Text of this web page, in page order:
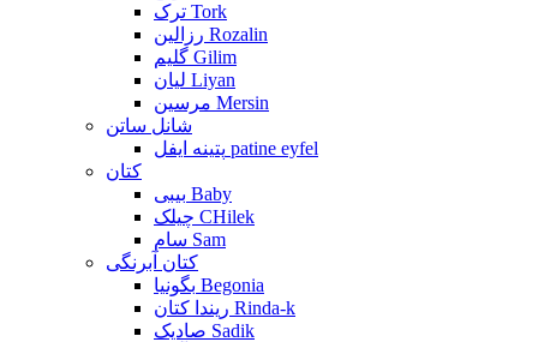
ترک Tork
رزالین Rozalin
گلیم Gilim
لیان Liyan
مرسین Mersin
شانل ساتن
پتینه ایفل patine eyfel
کتان
بیبی Baby
چیلک CHilek
سام Sam
کتان آبرنگی
بگونیا Begonia
ریندا کتان Rinda-k
صادیک Sadik